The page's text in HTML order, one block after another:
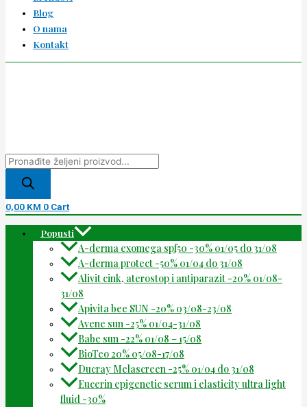
Blog
O nama
Kontakt
0,00 KM 0 Cart
Popusti
A-derma exomega spf50 -30% 01/05 do 31/08
A-derma protect -50% 01/04 do 31/08
Alivit cink, aterostop i antiparazit -20% 01/08-
31/08
Apivita bee SUN -20% 03/08-23/08
Avene sun -25% 01/04-31/08
Babe sun -22% 01/08 – 15/08
BioTeo 20% 05/08-17/08
Ducray Melascreen -25% 01/04 do 31/08
Eucerin epigenetic serum i elasticity ultra light
fluid -30%